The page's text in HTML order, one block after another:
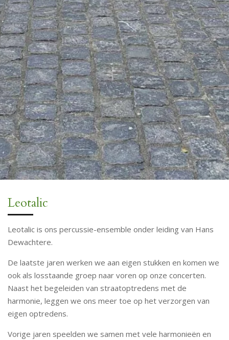
Leotalic
Leotalic is ons percussie-ensemble onder leiding van Hans
Dewachtere.
De laatste jaren werken we aan eigen stukken en komen we
ook als losstaande groep naar voren op onze concerten.
Naast het begeleiden van straatoptredens met de
harmonie, leggen we ons meer toe op het verzorgen van
eigen optredens.
Vorige jaren speelden we samen met vele harmonieën en